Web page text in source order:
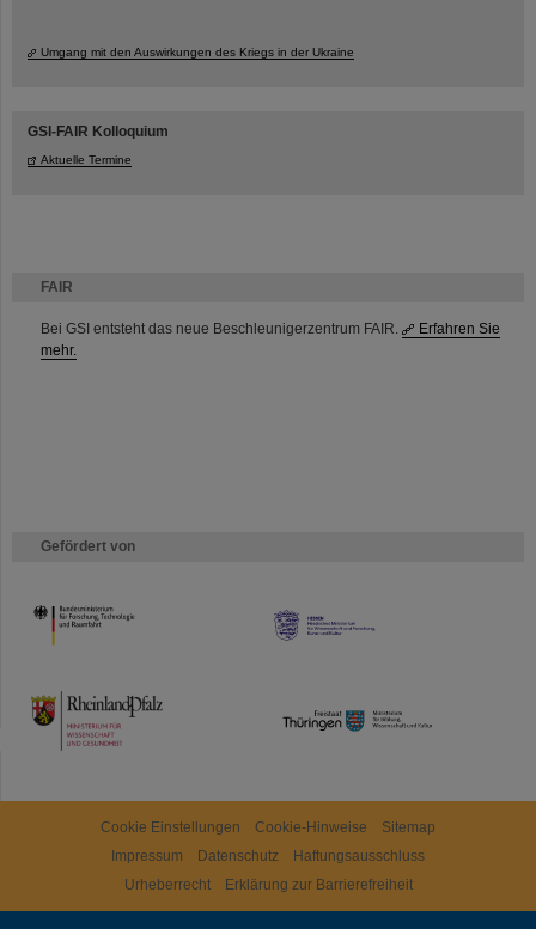
FAIR
Bei GSI entsteht das neue Beschleunigerzentrum FAIR.
Erfahren Sie
mehr.
Gefördert von
HMWK
TMWWDG
Umgang mit den Auswirkungen des Kriegs in der Ukraine
GSI-FAIR Kolloquium
Aktuelle Termine
Cookie Einstellungen Cookie-Hinweise
Sitemap
Impressum
Datenschutz
Haftungsausschluss
Urheberrecht
Erklärung zur Barrierefreiheit